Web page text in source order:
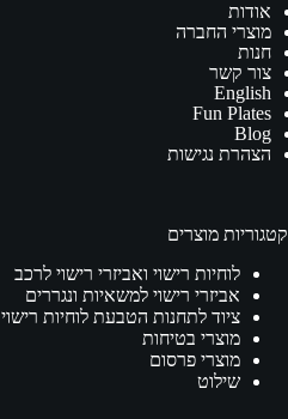
אודות
מוצרי החברה
חנות
צור קשר
English
Fun Plates
Blog
הצהרת נגישות
קטגוריות מוצרים
לוחיות רישוי ואביזרי רישוי לרכב
אביזרי רישוי למשאיות ונגררים
ציוד לתחנות הטבעת לוחיות רישוי
מוצרי בטיחות
מוצרי פרסום
שילוט